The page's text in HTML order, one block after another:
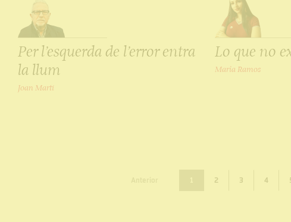
Per l’esquerda de l’error entra
la llum
Joan Martí
Lo que no
Maria Ramos
2 3 4